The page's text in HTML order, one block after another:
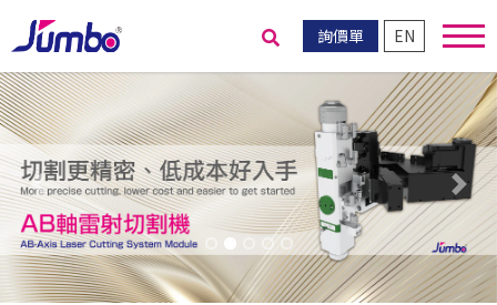
詢價單 EN
送出搜尋
Previous
Next